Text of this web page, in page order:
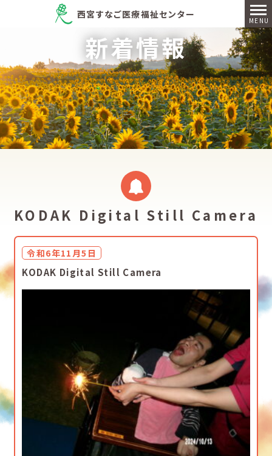
西宮すなご医療福祉センター
新着情報
KODAK Digital Still Camera
令和6年11月5日
KODAK Digital Still Camera